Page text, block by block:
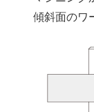
傾斜面のワ